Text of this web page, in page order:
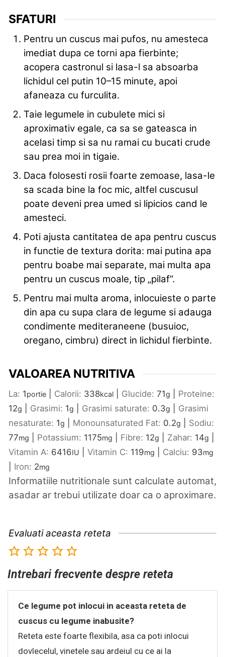
SFATURI
Pentru un cuscus mai pufos, nu amesteca
imediat dupa ce torni apa fierbinte;
acopera castronul si lasa-l sa absoarba
lichidul cel putin 10–15 minute, apoi
afaneaza cu furculita.
Taie legumele in cubulete mici si
aproximativ egale, ca sa se gateasca in
acelasi timp si sa nu ramai cu bucati crude
sau prea moi in tigaie.
Daca folosesti rosii foarte zemoase, lasa-le
sa scada bine la foc mic, altfel cuscusul
poate deveni prea umed si lipicios cand le
amesteci.
Poti ajusta cantitatea de apa pentru cuscus
in functie de textura dorita: mai putina apa
pentru boabe mai separate, mai multa apa
pentru un cuscus moale, tip „pilaf”.
Pentru mai multa aroma, inlocuieste o parte
din apa cu supa clara de legume si adauga
condimente mediteraneene (busuioc,
oregano, cimbru) direct in lichidul fierbinte.
VALOAREA NUTRITIVA
La: 1portie Calorii: 338kcal Glucide: 71g
Proteine:
12g Grasimi: 1g Grasimi saturate: 0.3g
Grasimi
nesaturate: 1g Monounsaturated Fat: 0.2g
Sodiu:
77mg Potassium: 1175mg Fibre: 12g Zahar: 14g
Vitamin A: 6416IU Vitamin C: 119mg Calciu: 93mg
Iron: 2mg
Informatiile nutritionale sunt calculate automat,
asadar ar trebui utilizate doar ca o aproximare.
Evaluati aceasta reteta
Intrebari frecvente despre reteta
Ce legume pot inlocui in aceasta reteta de
cuscus cu legume inabusite?
Reteta este foarte flexibila, asa ca poti inlocui
dovlecelul, vinetele sau ardeiul cu ce ai la